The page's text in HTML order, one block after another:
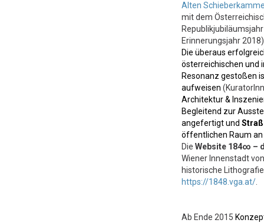
Alten
mit dem
Erinnerungsjahr
Die überaus
österreichischen und
Resonanz gestoßen
aufweisen
Architektur &
Begleitend zur
angefertigt und
öffentlichen Raum an
Die Website 184∞ –
Wiener Innenstadt
historische
https://1848.vga.at/
Ab Ende 2015